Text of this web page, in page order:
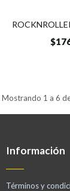
Mostrando 1 a 6
Información
Términos y